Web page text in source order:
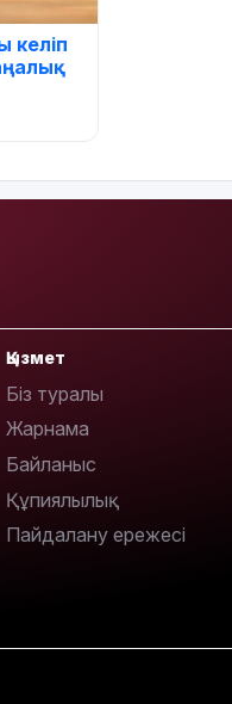
келіп
Қызмет
Біз туралы
Жарнама
Байланыс
Құпиялылық
Пайдалану ережесі